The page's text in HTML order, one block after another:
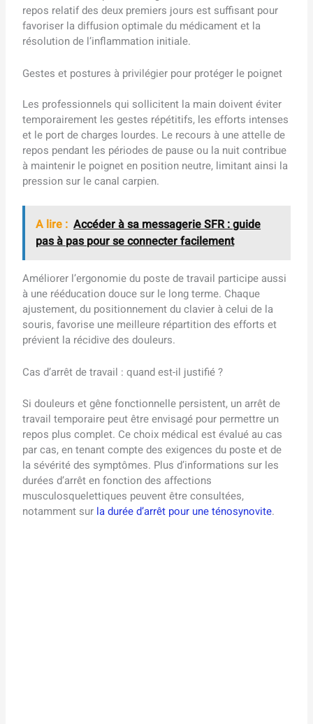
repos relatif des deux premiers jours est suffisant pour
favoriser la diffusion optimale du médicament et la
résolution de l’inflammation initiale.
Gestes et postures à privilégier pour protéger le poignet
Les professionnels qui sollicitent la main doivent éviter
temporairement les gestes répétitifs, les efforts intenses
et le port de charges lourdes. Le recours à une attelle de
repos pendant les périodes de pause ou la nuit contribue
à maintenir le poignet en position neutre, limitant ainsi la
pression sur le canal carpien.
A lire : Accéder à sa messagerie SFR : guide
pas à pas pour se connecter facilement
Améliorer l’ergonomie du poste de travail participe aussi
à une rééducation douce sur le long terme. Chaque
ajustement, du positionnement du clavier à celui de la
souris, favorise une meilleure répartition des efforts et
prévient la récidive des douleurs.
Cas d’arrêt de travail : quand est-il justifié ?
Si douleurs et gêne fonctionnelle persistent, un arrêt de
travail temporaire peut être envisagé pour permettre un
repos plus complet. Ce choix médical est évalué au cas
par cas, en tenant compte des exigences du poste et de
la sévérité des symptômes. Plus d’informations sur les
durées d’arrêt en fonction des affections
musculosquelettiques peuvent être consultées,
notamment sur la durée d’arrêt pour une ténosynovite.